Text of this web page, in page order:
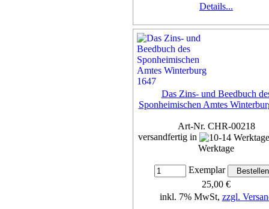
Details...
Das Zins- und Beedbuch
Sponheimischen Amtes
Art-Nr. CHR-00218
versandfertig in
Werktage
Exemplar
25,00 €
inkl. 7% MwSt, zzgl.